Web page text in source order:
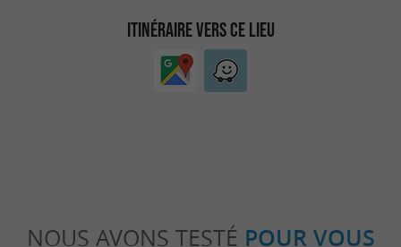
ITINÉRAIRE VERS CE LIEU
NOUS AVONS TESTÉ POUR VOUS